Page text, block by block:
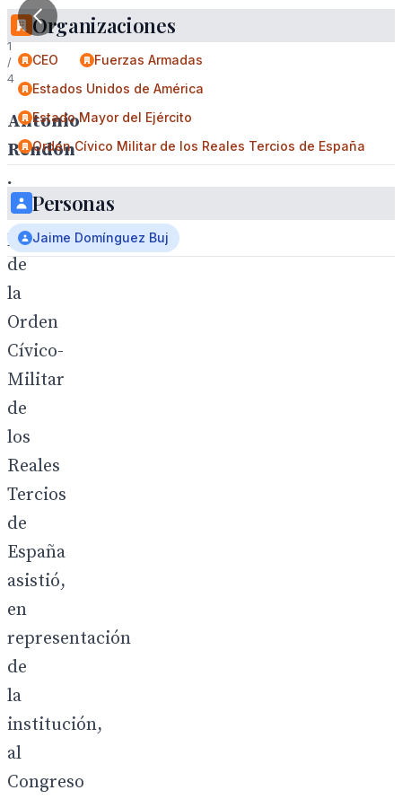
1
/
4
Antonio
Rendón
.
El
presidente
de
la
Orden
Cívico-
Militar
de
los
Reales
Tercios
de
España
asistió,
en
representación
de
la
institución,
al
Congreso
Organizaciones
CEO
Fuerzas Armadas
Estados Unidos de América
Estado Mayor del Ejército
Orden Cívico Militar de los Reales Tercios de España
Personas
Jaime Domínguez Buj